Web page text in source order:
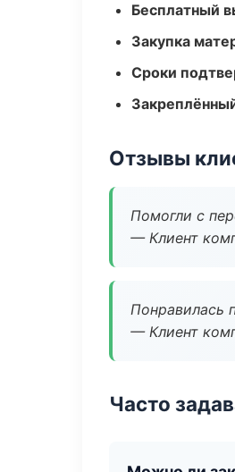
Бесплатный
Закупка
Сроки
Отзывы
Помогли с
— Клиент
Понравилась
— Клиент
Часто